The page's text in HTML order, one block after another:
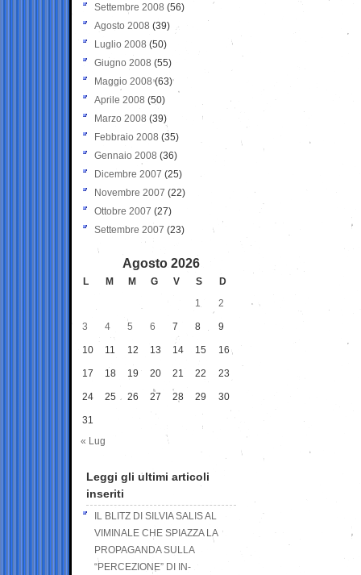
Settembre 2008 (56)
Agosto 2008 (39)
Luglio 2008 (50)
Giugno 2008 (55)
Maggio 2008(63)
Aprile 2008 (50)
Marzo 2008 (39)
Febbraio 2008 (35)
Gennaio 2008 (36)
Dicembre 2007 (25)
Novembre 2007 (22)
Ottobre 2007 (27)
Settembre 2007 (23)
Agosto 2026
L M M G V S
D
1
2
3 4 5 6 7 8 9
10 11 12 13 14 15 16
17 18 19 20 21 22 23
24 25 26 27 28 29 30
31
« Lug
Leggi gli ultimi articoli
inseriti
IL BLITZ DI SILVIA SALIS AL
VIMINALE CHE SPIAZZA LA
PROPAGANDA SULLA
“PERCEZIONE” DI IN-